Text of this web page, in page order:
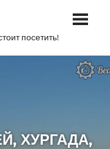
посетить!
ХУРГАДА,